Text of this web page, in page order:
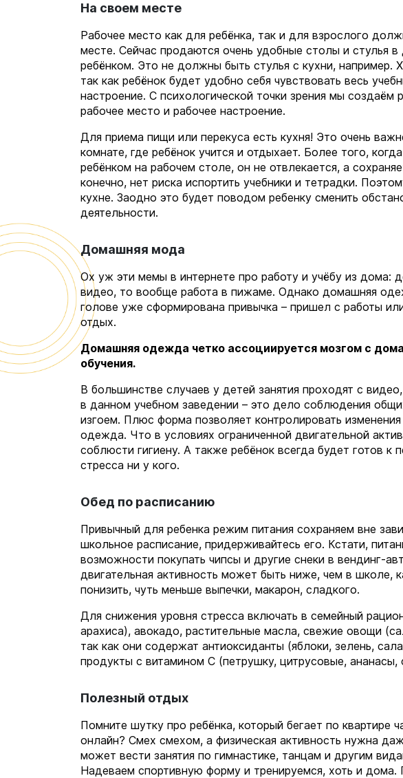
На своем месте
Рабочее место как для ребёнка, так и для взрослого
месте. Сейчас продаются очень удобные столы и стулья
ребёнком. Это не должны быть стулья с кухни, например.
так как ребёнок будет удобно себя чувствовать весь
настроение. С психологической точки зрения мы создаём
рабочее место и рабочее настроение.
Для приема пищи или перекуса есть кухня! Это очень
комнате, где ребёнок учится и отдыхает. Более того,
ребёнком на рабочем столе, он не отвлекается, а
конечно, нет риска испортить учебники и тетрадки.
кухне. Заодно это будет поводом ребенку сменить
деятельности.
Домашняя мода
Ох уж эти мемы в интернете про работу и учёбу из дома:
видео, то вообще работа в пижаме. Однако домашняя
голове уже сформирована привычка – пришел с работы
отдых.
Домашняя одежда четко ассоциируется мозгом с
обучения.
В большинстве случаев у детей занятия проходят с
в данном учебном заведении – это дело соблюдения
изгоем. Плюс форма позволяет контролировать
одежда. Что в условиях ограниченной двигательной
соблюсти гигиену. А также ребёнок всегда будет готов к
стресса ни у кого.
Обед по расписанию
Привычный для ребенка режим питания сохраняем вне
школьное расписание, придерживайтесь его. Кстати,
возможности покупать чипсы и другие снеки в вендинг-
двигательная активность может быть ниже, чем в школе,
понизить, чуть меньше выпечки, макарон, сладкого.
Для снижения уровня стресса включать в семейный
арахиса), авокадо, растительные масла, свежие овощи
так как они содержат антиоксиданты (яблоки, зелень,
продукты с витамином С (петрушку, цитрусовые,
Полезный отдых
Помните шутку про ребёнка, который бегает по квартире
онлайн? Смех смехом, а физическая активность нужна
может вести занятия по гимнастике, танцам и другим
Надеваем спортивную форму и тренируемся, хоть и дома.